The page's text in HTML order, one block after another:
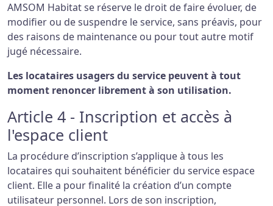
AMSOM Habitat se réserve le droit de faire évoluer, de
modifier ou de suspendre le service, sans préavis, pour
des raisons de maintenance ou pour tout autre motif
jugé nécessaire.
Les locataires usagers du service peuvent à tout
moment renoncer librement à son utilisation.
Article 4 - Inscription et accès à
l'espace client
La procédure d’inscription s’applique à tous les
locataires qui souhaitent bénéficier du service espace
client. Elle a pour finalité la création d’un compte
utilisateur personnel. Lors de son inscription,